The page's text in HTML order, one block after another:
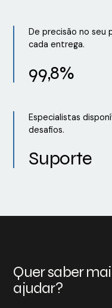
De precisão no seu
cada entrega.
99,8%
Especialistas
desafios.
Suporte
Quer saber
ajudar?